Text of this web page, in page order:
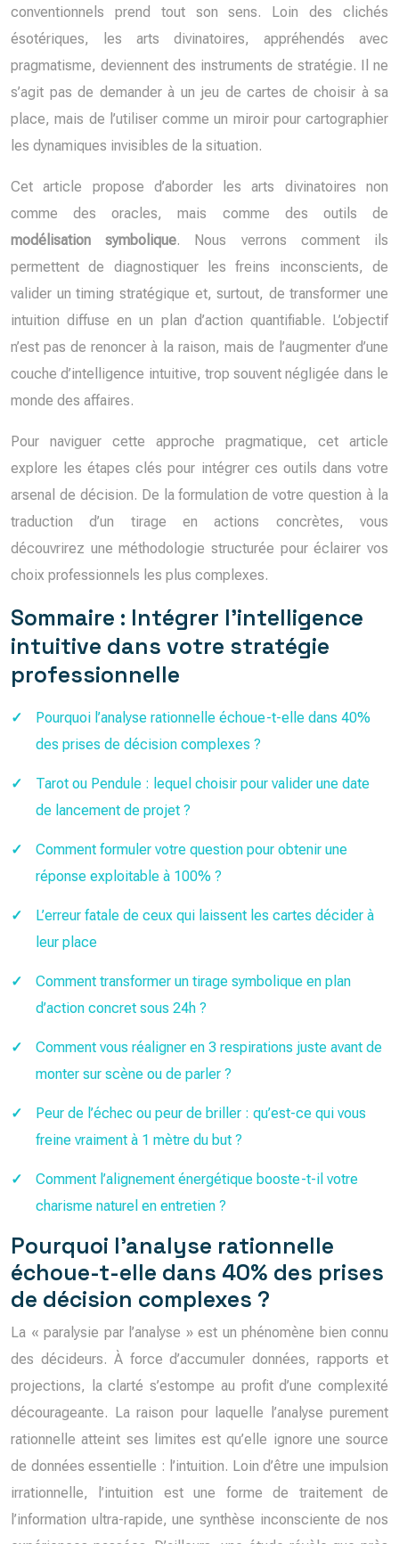
conventionnels prend tout son sens. Loin des clichés
ésotériques, les arts divinatoires, appréhendés avec
pragmatisme, deviennent des instruments de stratégie. Il ne
s’agit pas de demander à un jeu de cartes de choisir à sa
place, mais de l’utiliser comme un miroir pour cartographier
les dynamiques invisibles de la situation.
Cet article propose d’aborder les arts divinatoires non
comme des oracles, mais comme des outils de
modélisation symbolique. Nous verrons comment ils
permettent de diagnostiquer les freins inconscients, de
valider un timing stratégique et, surtout, de transformer une
intuition diffuse en un plan d’action quantifiable. L’objectif
n’est pas de renoncer à la raison, mais de l’augmenter d’une
couche d’intelligence intuitive, trop souvent négligée dans le
monde des affaires.
Pour naviguer cette approche pragmatique, cet article
explore les étapes clés pour intégrer ces outils dans votre
arsenal de décision. De la formulation de votre question à la
traduction d’un tirage en actions concrètes, vous
découvrirez une méthodologie structurée pour éclairer vos
choix professionnels les plus complexes.
Sommaire : Intégrer l’intelligence
intuitive dans votre stratégie
professionnelle
Pourquoi l’analyse rationnelle échoue-t-elle dans 40%
des prises de décision complexes ?
Tarot ou Pendule : lequel choisir pour valider une date
de lancement de projet ?
Comment formuler votre question pour obtenir une
réponse exploitable à 100% ?
L’erreur fatale de ceux qui laissent les cartes décider à
leur place
Comment transformer un tirage symbolique en plan
d’action concret sous 24h ?
Comment vous réaligner en 3 respirations juste avant de
monter sur scène ou de parler ?
Peur de l’échec ou peur de briller : qu’est-ce qui vous
freine vraiment à 1 mètre du but ?
Comment l’alignement énergétique booste-t-il votre
charisme naturel en entretien ?
Pourquoi l’analyse rationnelle
échoue-t-elle dans 40% des prises
de décision complexes ?
La « paralysie par l’analyse » est un phénomène bien connu
des décideurs. À force d’accumuler données, rapports et
projections, la clarté s’estompe au profit d’une complexité
décourageante. La raison pour laquelle l’analyse purement
rationnelle atteint ses limites est qu’elle ignore une source
de données essentielle : l’intuition. Loin d’être une impulsion
irrationnelle, l’intuition est une forme de traitement de
l’information ultra-rapide, une synthèse inconsciente de nos